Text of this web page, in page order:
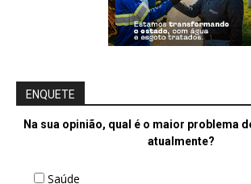
ENQUETE
Na sua opinião, qual é o maior problema
atualmente?
Saúde